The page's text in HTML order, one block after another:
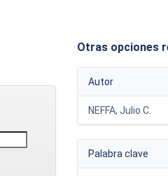
Otras opciones
Autor
NEFFA, Julio C.
Palabra clave